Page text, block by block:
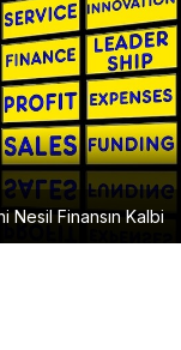
Nesil Finansın Kalbi